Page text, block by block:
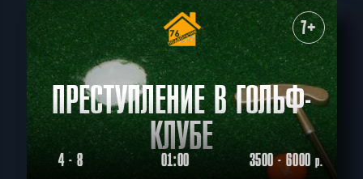
7+
ПРЕСТУПЛЕНИЕ В ГОЛЬФ-
КЛУБЕ
4 - 8 01:00 3500 - 6000р.